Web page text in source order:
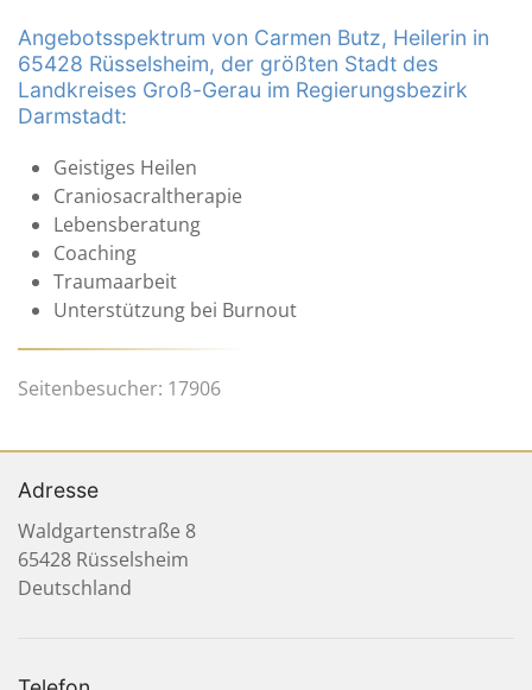
Angebotsspektrum von Carmen Butz, Heilerin in
65428 Rüsselsheim, der größten Stadt des
Landkreises Groß-Gerau im Regierungsbezirk
Darmstadt:
Geistiges Heilen
Craniosacraltherapie
Lebensberatung
Coaching
Traumaarbeit
Unterstützung bei Burnout
Seitenbesucher: 17906
Adresse
Waldgartenstraße 8
65428 Rüsselsheim
Deutschland